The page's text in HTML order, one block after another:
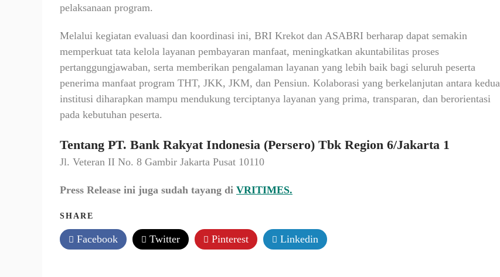
pelaksanaan program.
Melalui kegiatan evaluasi dan koordinasi ini, BRI Krekot dan ASABRI berharap dapat semakin
memperkuat tata kelola layanan pembayaran manfaat, meningkatkan akuntabilitas proses
pertanggungjawaban, serta memberikan pengalaman layanan yang lebih baik bagi seluruh peserta
penerima manfaat program THT, JKK, JKM, dan Pensiun. Kolaborasi yang berkelanjutan antara kedua
institusi diharapkan mampu mendukung terciptanya layanan yang prima, transparan, dan berorientasi
pada kebutuhan peserta.
Tentang PT. Bank Rakyat Indonesia (Persero) Tbk Region 6/Jakarta 1
Jl. Veteran II No. 8 Gambir Jakarta Pusat 10110
Press Release ini juga sudah tayang di VRITIMES.
SHARE
Facebook Twitter Pinterest Linkedin